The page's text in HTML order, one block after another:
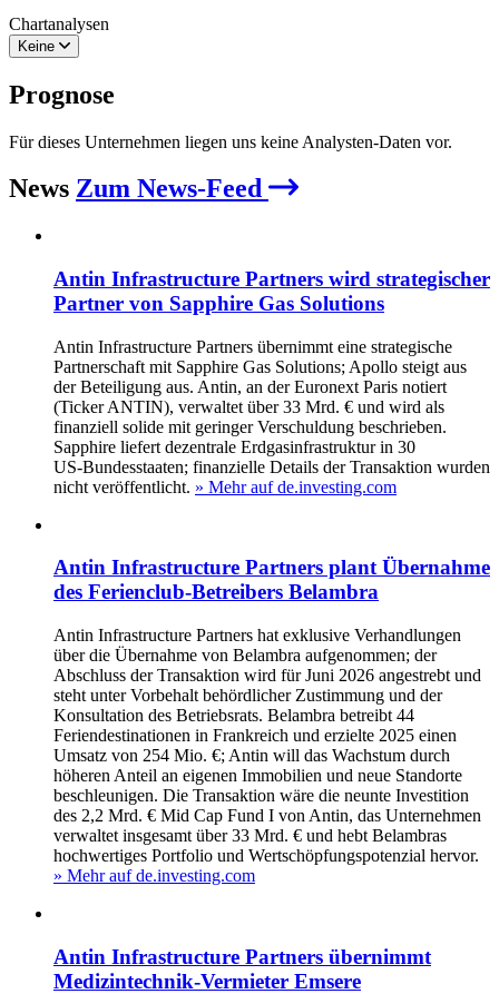
Chartanalysen
Keine
Prognose
Für dieses Unternehmen liegen uns keine Analysten-Daten vor.
News Zum News-Feed
Antin Infrastructure Partners wird strategischer
Partner von Sapphire Gas Solutions
Antin Infrastructure Partners übernimmt eine strategische
Partnerschaft mit Sapphire Gas Solutions; Apollo steigt aus
der Beteiligung aus. Antin, an der Euronext Paris notiert
(Ticker ANTIN), verwaltet über 33 Mrd. € und wird als
finanziell solide mit geringer Verschuldung beschrieben.
Sapphire liefert dezentrale Erdgasinfrastruktur in 30
US‑Bundesstaaten; finanzielle Details der Transaktion wurden
nicht veröffentlicht. » Mehr auf de.investing.com
Antin Infrastructure Partners plant Übernahme
des Ferienclub-Betreibers Belambra
Antin Infrastructure Partners hat exklusive Verhandlungen
über die Übernahme von Belambra aufgenommen; der
Abschluss der Transaktion wird für Juni 2026 angestrebt und
steht unter Vorbehalt behördlicher Zustimmung und der
Konsultation des Betriebsrats. Belambra betreibt 44
Feriendestinationen in Frankreich und erzielte 2025 einen
Umsatz von 254 Mio. €; Antin will das Wachstum durch
höheren Anteil an eigenen Immobilien und neue Standorte
beschleunigen. Die Transaktion wäre die neunte Investition
des 2,2 Mrd. € Mid Cap Fund I von Antin, das Unternehmen
verwaltet insgesamt über 33 Mrd. € und hebt Belambras
hochwertiges Portfolio und Wertschöpfungspotenzial hervor.
» Mehr auf de.investing.com
Antin Infrastructure Partners übernimmt
Medizintechnik-Vermieter Emsere